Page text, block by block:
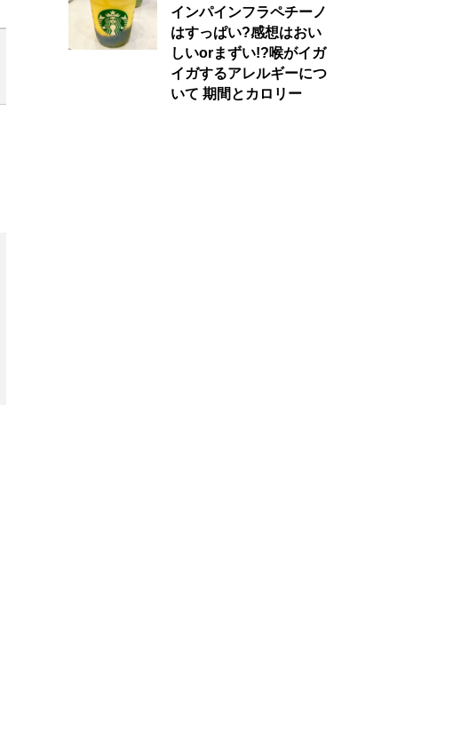
インパインフラペチーノ
はすっぱい?感想はおい
しいorまずい!?喉がイガ
イガするアレルギーにつ
いて 期間とカロリー